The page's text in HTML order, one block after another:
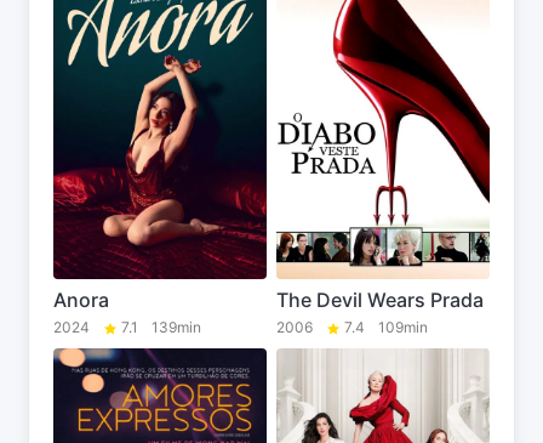
Anora
2024 7.1 139min
The Devil Wears Prada
2006 7.4 109min